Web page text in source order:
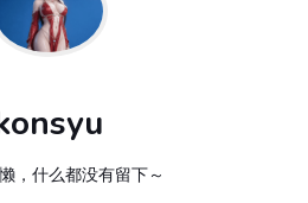
，什么都没有留下～